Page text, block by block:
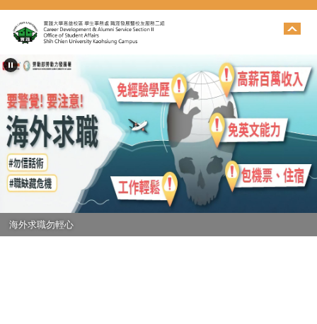
跳
到
主
內
區
海外求職勿輕心